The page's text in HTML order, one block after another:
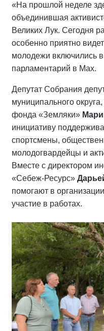
«На прошлой неделе
объединившая
Великих Лук. Сегодня
особенно приятно
молодежи включились
парламентарий в Мах.
Депутат Собрания
муниципального
фонда «Земляки»
инициативу
спортсмены,
молодогвардейцы и
Вместе с директором
«Себеж-Ресурс»
помогают в
участие в работах.